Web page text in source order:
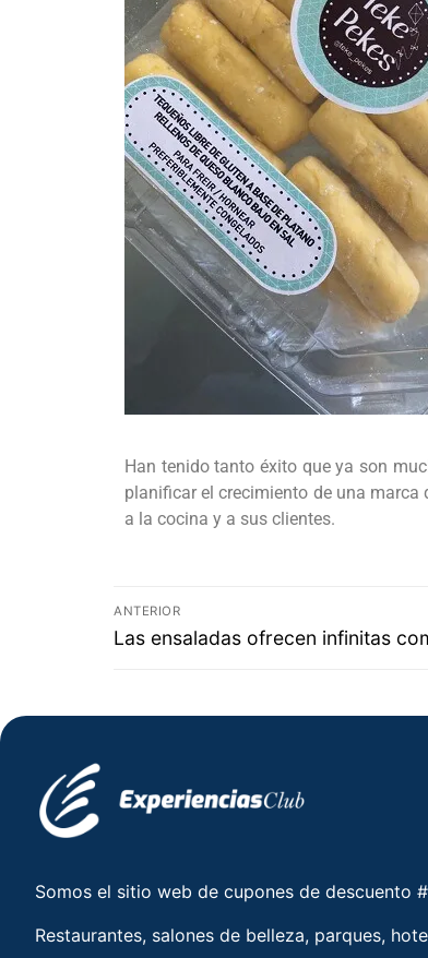
Han tenido tanto éxito que ya son
planificar el crecimiento de una marca
a la cocina y a sus clientes.
ANTERIOR
Las ensaladas ofrecen infinitas
Somos el sitio web de cupones de descuento
Restaurantes, salones de belleza, parques,